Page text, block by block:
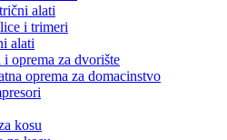
alati
i trimeri
alati
oprema za dvorište
oprema za domacinstvo
kosu